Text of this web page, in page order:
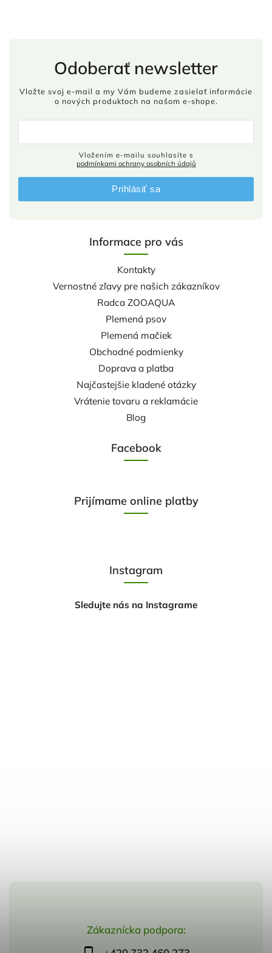
Zákaznícka podpora:
Informace pro vás
Kontakty
Vernostné zľavy pre našich zákazníkov
Radca ZOOAQUA
Plemená psov
Plemená mačiek
Obchodné podmienky
Doprava a platba
Najčastejšie kladené otázky
Vrátenie tovaru a reklamácie
Blog
Facebook
Odoberať newsletter
Vložte svoj e-mail a my Vám budeme zasielať informácie
o nových produktoch na našom e-shope.
podmínkami ochrany osobních údajů
Prihlásiť sa
Prijímame online platby
Instagram
Sledujte nás na Instagrame